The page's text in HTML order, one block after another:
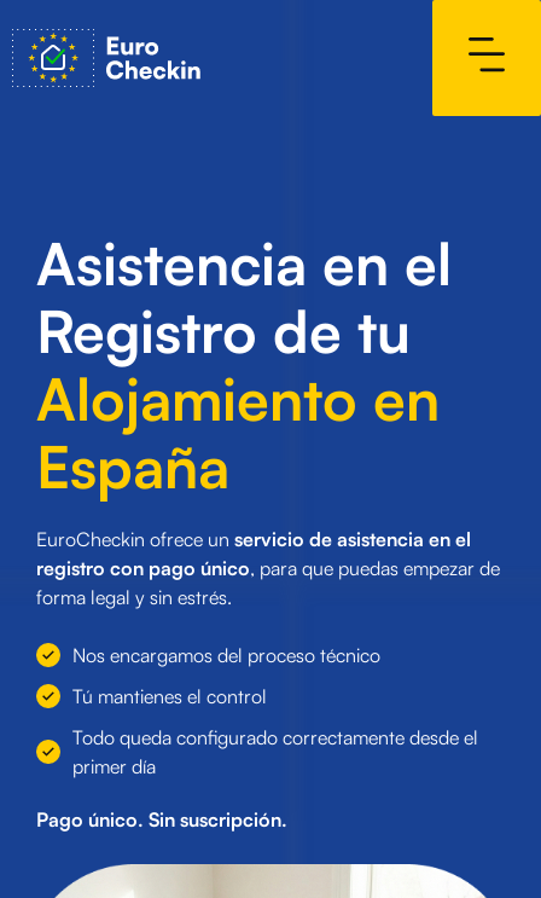
Asistencia en el
Registro de tu
Alojamiento en
España
EuroCheckin ofrece un servicio de asistencia en el
registro con pago único, para que puedas empezar de
forma legal y sin estrés.
Nos encargamos del proceso técnico
Tú mantienes el control
Todo queda configurado correctamente desde el
primer día
Pago único. Sin suscripción.